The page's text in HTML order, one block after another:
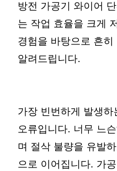
방전 가공기 와이어
는 작업 효율을 크게
경험을 바탕으로 흔
알려드립니다.
가장 빈번하게 발생
오류입니다. 너무 느
며 절삭 불량을 유발
으로 이어집니다. 가